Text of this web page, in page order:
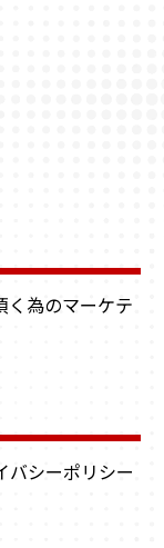
く為のマーケテ
バシーポリシー